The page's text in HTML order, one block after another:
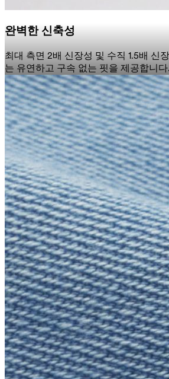
완벽한 신축성
최대 측면 2배 신장성 및 수직 1.5배 신
는 유연하고 구속 없는 핏을 제공합니다.